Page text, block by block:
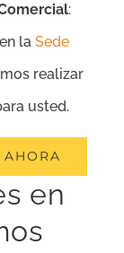
:
la Sede
realizar
usted.
en